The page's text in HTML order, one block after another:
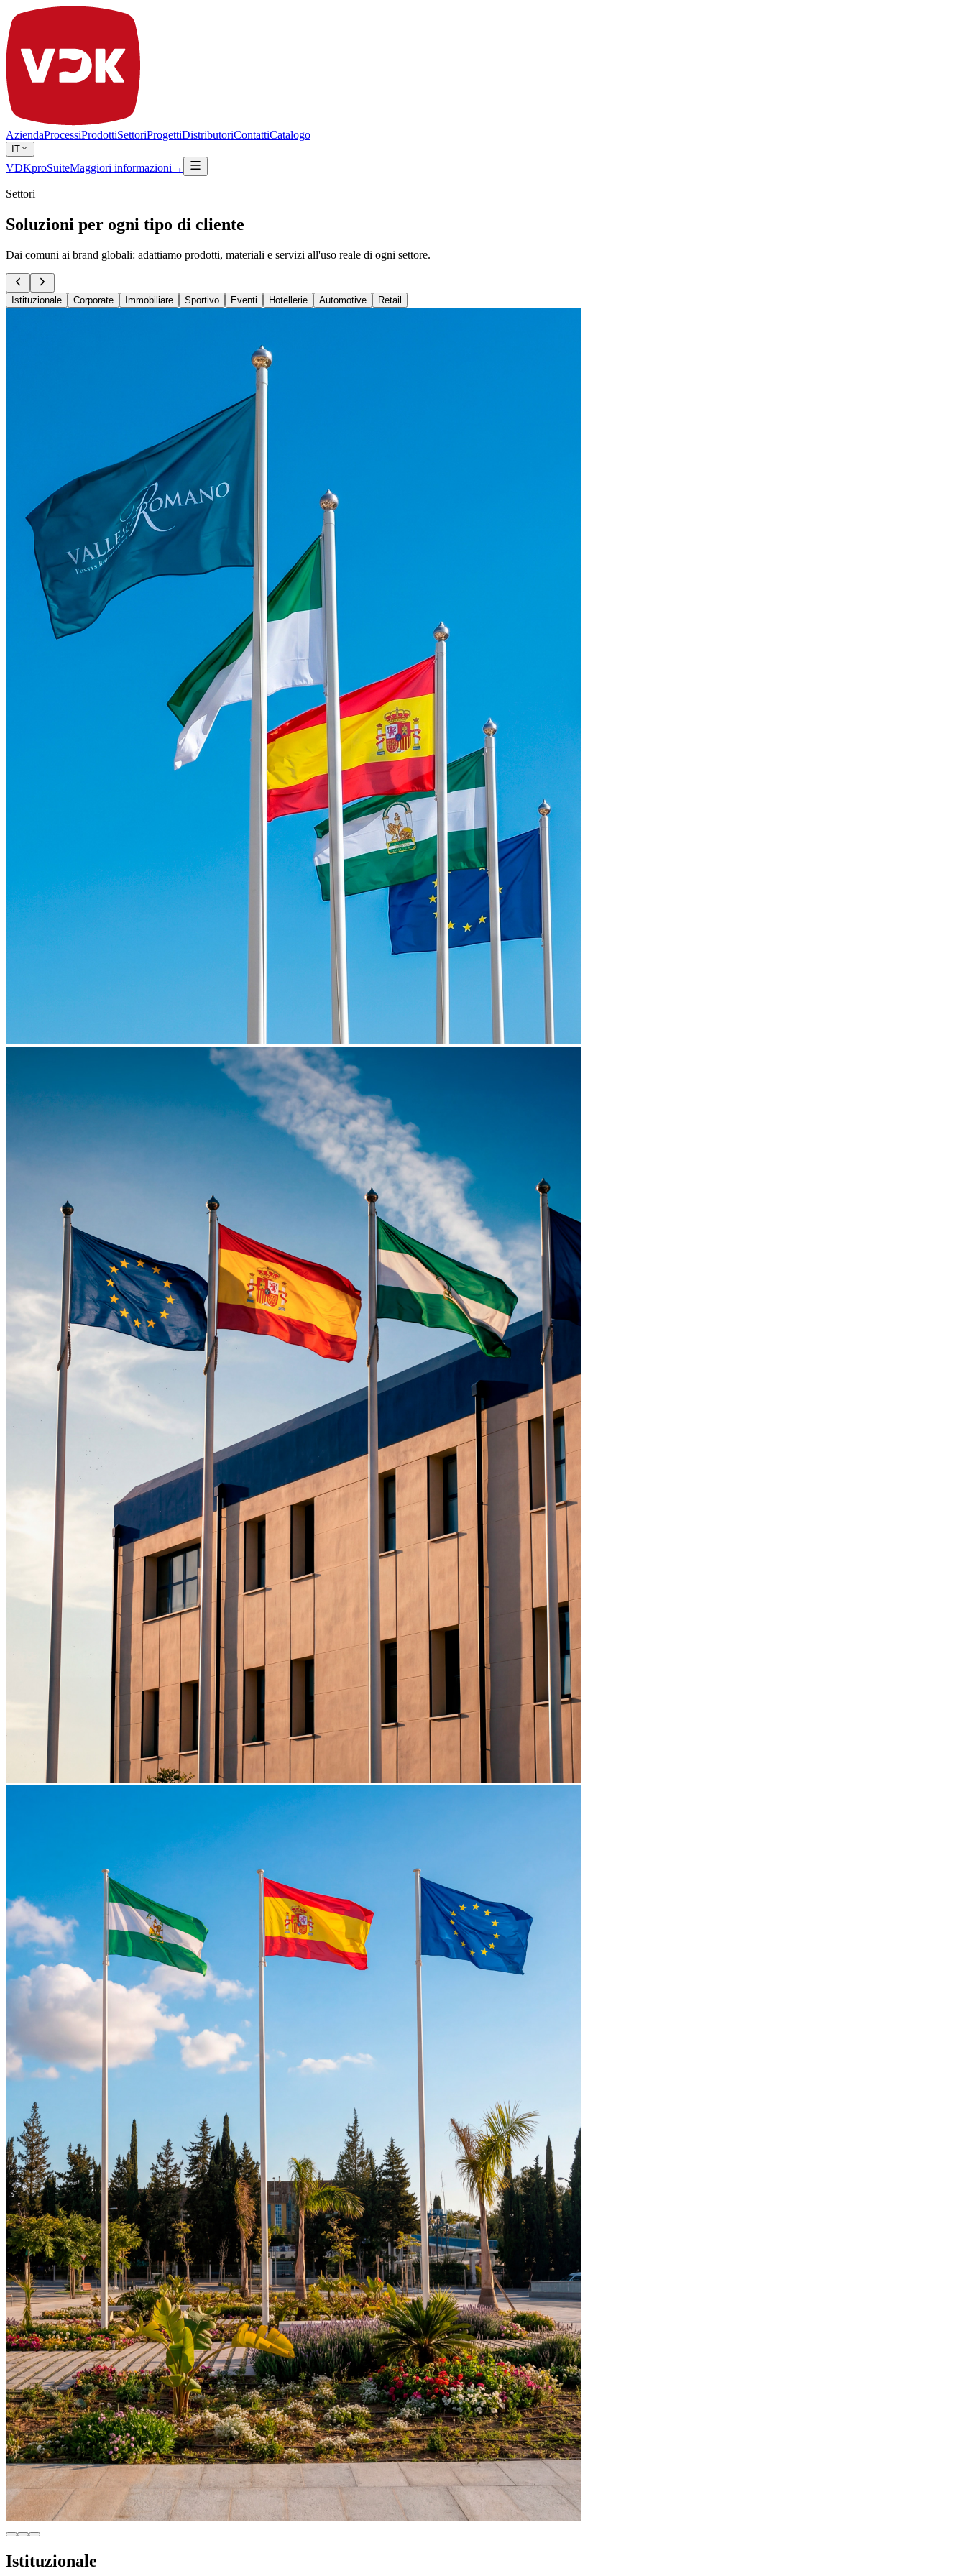
AziendaProcessiProdottiSettoriProgettiDistributoriContattiCatalogo
IT
VDKproSuiteMaggiori informazioni →
Settori
Soluzioni per ogni tipo di cliente
Dai comuni ai brand globali: adattiamo prodotti, materiali e servizi all'uso reale di ogni settore.
Istituzionale Corporate Immobiliare Sportivo Eventi Hotellerie Automotive Retail
Istituzionale